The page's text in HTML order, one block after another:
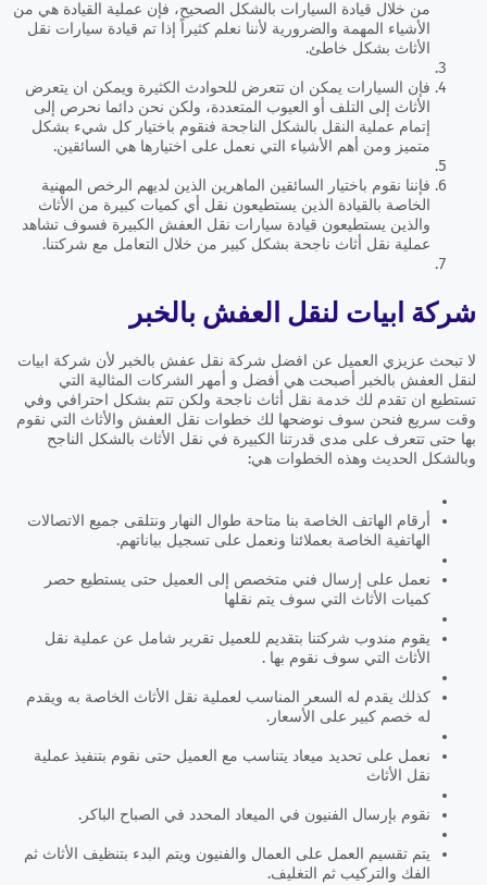
من خلال قيادة السيارات بالشكل الصحيح، فإن عملية القيادة هي من
الأشياء المهمة والضرورية لأننا نعلم كثيراً إذا تم قيادة سيارات نقل
الأثاث بشكل خاطئ.
فإن السيارات يمكن ان تتعرض للحوادث الكثيرة ويمكن ان يتعرض
الأثاث إلى التلف أو العيوب المتعددة، ولكن نحن دائما نحرص إلى
إتمام عملية النقل بالشكل الناجحة فنقوم باختيار كل شيء بشكل
متميز ومن أهم الأشياء التي نعمل على اختيارها هي السائقين.
فإننا نقوم باختيار السائقين الماهرين الذين لديهم الرخص المهنية
الخاصة بالقيادة الذين يستطيعون نقل أي كميات كبيرة من الأثاث
والذين يستطيعون قيادة سيارات نقل العفش الكبيرة فسوف تشاهد
عملية نقل أثاث ناجحة بشكل كبير من خلال التعامل مع شركتنا.
شركة ابيات لنقل العفش بالخبر
لا تبحث عزيزي العميل عن افضل شركة نقل عفش بالخبر لأن شركة ابيات
لنقل العفش بالخبر أصبحت هي أفضل و أمهر الشركات المثالية التي
تستطيع ان تقدم لك خدمة نقل أثاث ناجحة ولكن تتم بشكل احترافي وفي
وقت سريع فنحن سوف نوضحها لك خطوات نقل العفش والأثاث التي نقوم
بها حتى تتعرف على مدى قدرتنا الكبيرة في نقل الأثاث بالشكل الناجح
وبالشكل الحديث وهذه الخطوات هي:
أرقام الهاتف الخاصة بنا متاحة طوال النهار ونتلقى جميع الاتصالات
الهاتفية الخاصة بعملائنا ونعمل على تسجيل بياناتهم.
نعمل على إرسال فني متخصص إلى العميل حتى يستطيع حصر
كميات الأثاث التي سوف يتم نقلها
يقوم مندوب شركتنا بتقديم للعميل تقرير شامل عن عملية نقل
الأثاث التي سوف نقوم بها .
كذلك يقدم له السعر المناسب لعملية نقل الأثاث الخاصة به ويقدم
له خصم كبير على الأسعار.
نعمل على تحديد ميعاد يتناسب مع العميل حتى نقوم بتنفيذ عملية
نقل الأثاث
نقوم بإرسال الفنيون في الميعاد المحدد في الصباح الباكر.
يتم تقسيم العمل على العمال والفنيون ويتم البدء بتنظيف الأثاث ثم
الفك والتركيب ثم التغليف.